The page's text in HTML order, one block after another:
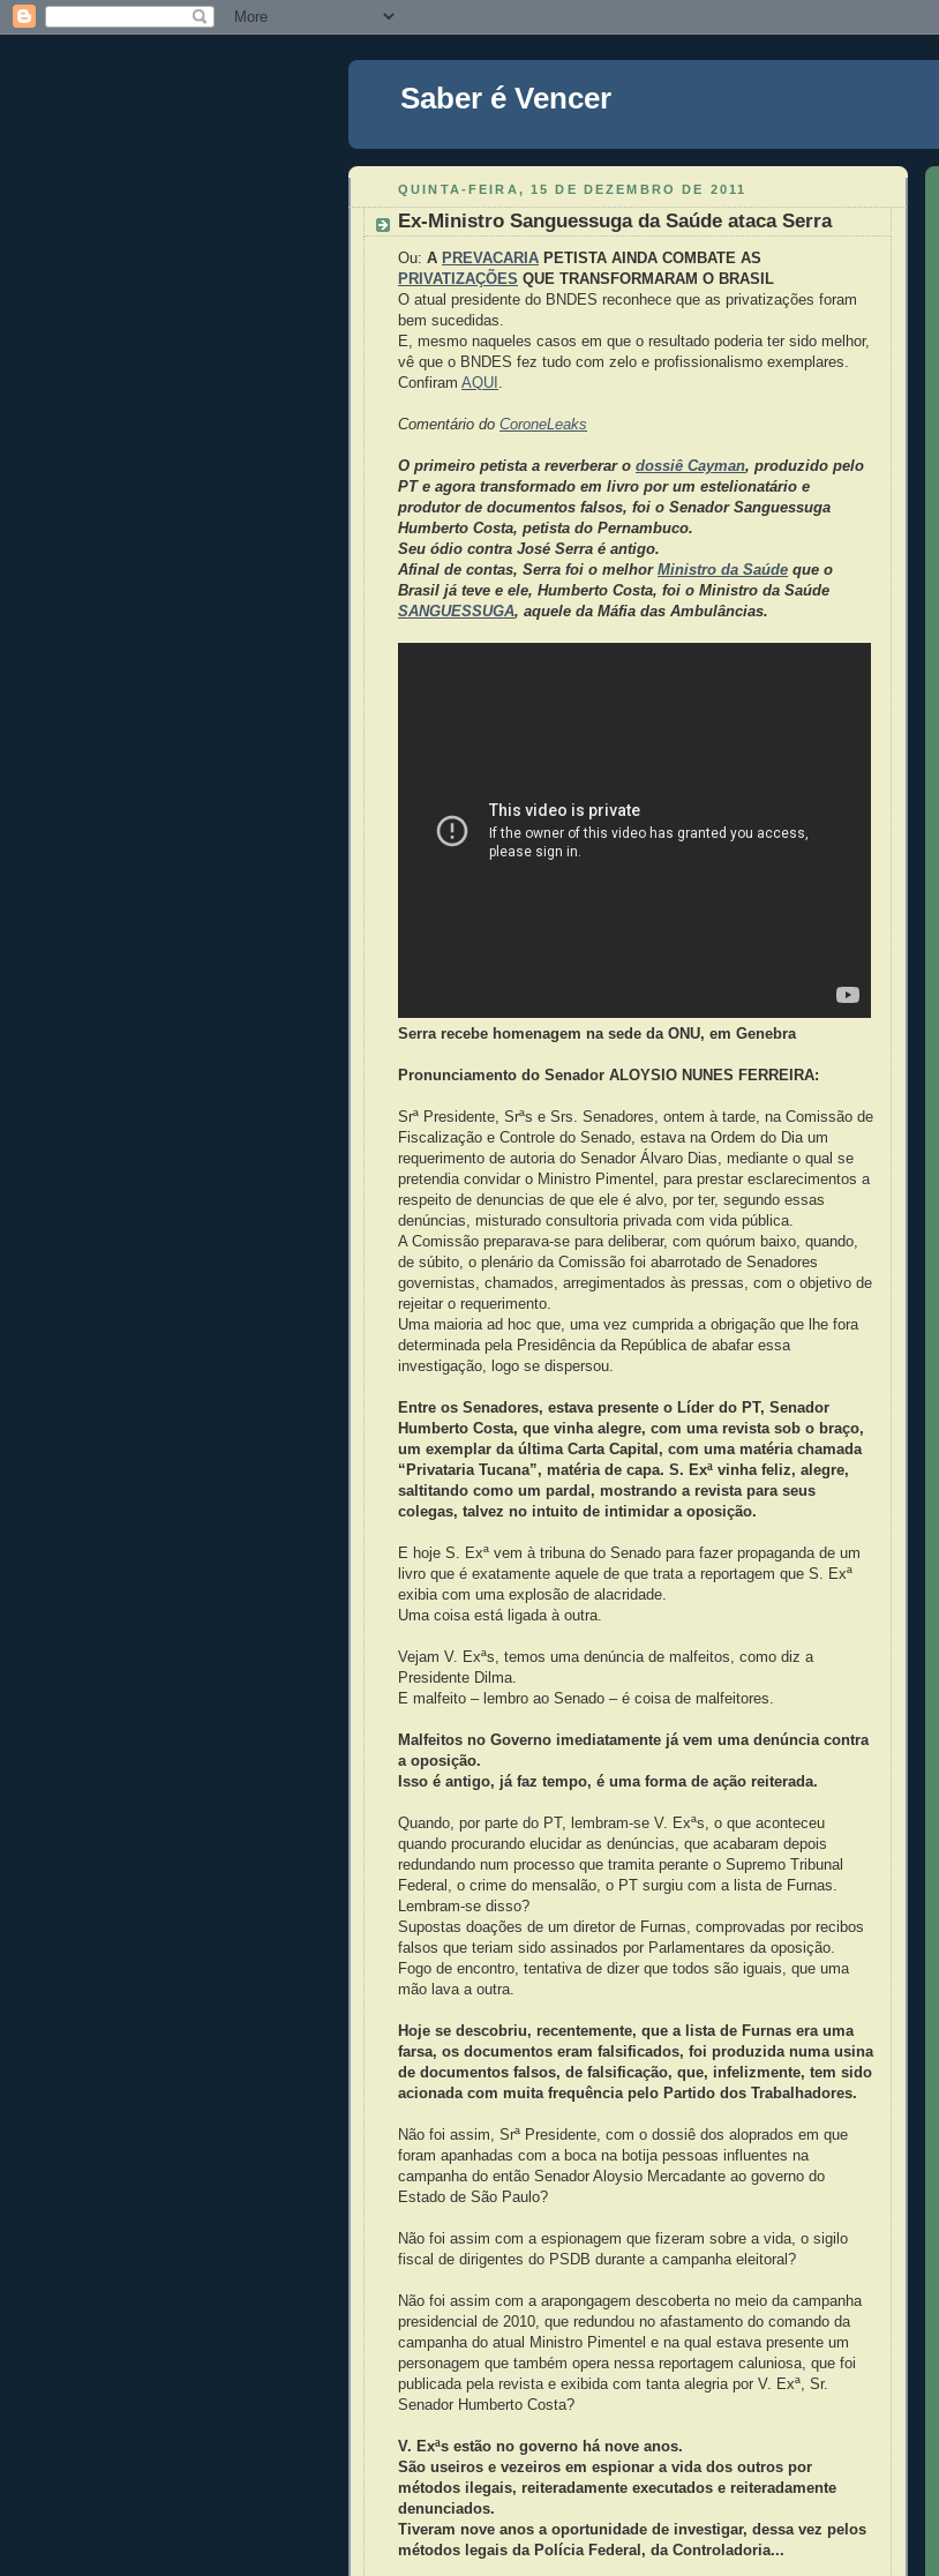
Saber é Vencer
QUINTA-FEIRA, 15 DE DEZEMBRO DE 2011
Ex-Ministro Sanguessuga da Saúde ataca Serra
Ou: A PREVACARIA PETISTA AINDA COMBATE AS
PRIVATIZAÇÕES QUE TRANSFORMARAM O BRASIL
O atual presidente do BNDES reconhece que as privatizações foram
bem sucedidas.
E, mesmo naqueles casos em que o resultado poderia ter sido melhor,
vê que o BNDES fez tudo com zelo e profissionalismo exemplares.
Confiram AQUI
Comentário do CoroneLeaks
O primeiro petista a reverberar o dossiê Cayman, produzido pelo
PT e agora transformado em livro por um estelionatário e
produtor de documentos falsos, foi o Senador Sanguessuga
Humberto Costa, petista do Pernambuco.
Seu ódio contra José Serra é antigo.
Afinal de contas, Serra foi o melhor Ministro da Saúde que o
Brasil já teve e ele, Humberto Costa, foi o Ministro da Saúde
SANGUESSUGA, aquele da Máfia das Ambulâncias.
Serra recebe homenagem na sede da ONU, em Genebra
Pronunciamento do Senador ALOYSIO NUNES FERREIRA:
Srª Presidente, Srªs e Srs. Senadores, ontem à tarde, na Comissão de
Fiscalização e Controle do Senado, estava na Ordem do Dia um
requerimento de autoria do Senador Álvaro Dias, mediante o qual se
pretendia convidar o Ministro Pimentel, para prestar esclarecimentos a
respeito de denuncias de que ele é alvo, por ter, segundo essas
denúncias, misturado consultoria privada com vida pública.
A Comissão preparava-se para deliberar, com quórum baixo, quando,
de súbito, o plenário da Comissão foi abarrotado de Senadores
governistas, chamados, arregimentados às pressas, com o objetivo de
rejeitar o requerimento.
Uma maioria ad hoc que, uma vez cumprida a obrigação que lhe fora
determinada pela Presidência da República de abafar essa
investigação, logo se dispersou.
Entre os Senadores, estava presente o Líder do PT, Senador
Humberto Costa, que vinha alegre, com uma revista sob o braço,
um exemplar da última Carta Capital, com uma matéria chamada
“Privataria Tucana”, matéria de capa. S. Exª vinha feliz, alegre,
saltitando como um pardal, mostrando a revista para seus
colegas, talvez no intuito de intimidar a oposição.
E hoje S. Exª vem à tribuna do Senado para fazer propaganda de um
livro que é exatamente aquele de que trata a reportagem que S. Exª
exibia com uma explosão de alacridade.
Uma coisa está ligada à outra.
Vejam V. Exªs, temos uma denúncia de malfeitos, como diz a
Presidente Dilma.
E malfeito – lembro ao Senado – é coisa de malfeitores.
Malfeitos no Governo imediatamente já vem uma denúncia contra
a oposição.
Isso é antigo, já faz tempo, é uma forma de ação reiterada.
Quando, por parte do PT, lembram-se V. Exªs, o que aconteceu
quando procurando elucidar as denúncias, que acabaram depois
redundando num processo que tramita perante o Supremo Tribunal
Federal, o crime do mensalão, o PT surgiu com a lista de Furnas.
Lembram-se disso?
Supostas doações de um diretor de Furnas, comprovadas por recibos
falsos que teriam sido assinados por Parlamentares da oposição.
Fogo de encontro, tentativa de dizer que todos são iguais, que uma
mão lava a outra.
Hoje se descobriu, recentemente, que a lista de Furnas era uma
farsa, os documentos eram falsificados, foi produzida numa usina
de documentos falsos, de falsificação, que, infelizmente, tem sido
acionada com muita frequência pelo Partido dos Trabalhadores.
Não foi assim, Srª Presidente, com o dossiê dos aloprados em que
foram apanhadas com a boca na botija pessoas influentes na
campanha do então Senador Aloysio Mercadante ao governo do
Estado de São Paulo?
Não foi assim com a espionagem que fizeram sobre a vida, o sigilo
fiscal de dirigentes do PSDB durante a campanha eleitoral?
Não foi assim com a arapongagem descoberta no meio da campanha
presidencial de 2010, que redundou no afastamento do comando da
campanha do atual Ministro Pimentel e na qual estava presente um
personagem que também opera nessa reportagem caluniosa, que foi
publicada pela revista e exibida com tanta alegria por V. Exª, Sr.
Senador Humberto Costa?
V. Exªs estão no governo há nove anos.
São useiros e vezeiros em espionar a vida dos outros por
métodos ilegais, reiteradamente executados e reiteradamente
denunciados.
Tiveram nove anos a oportunidade de investigar, dessa vez pelos
métodos legais da Polícia Federal, da Controladoria...